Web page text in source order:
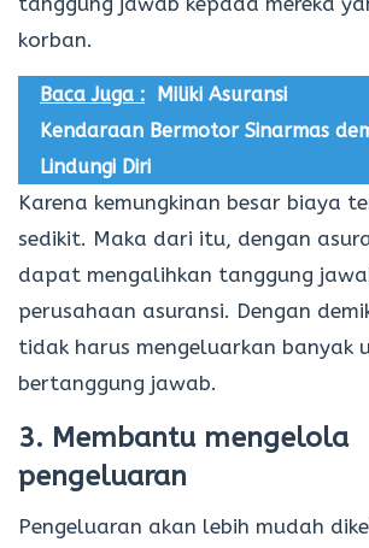
korban.
Baca Juga :
Miliki Asuransi
Kendaraan Bermotor Sinarmas
Lindungi Diri
Karena kemungkinan besar biaya
sedikit. Maka dari itu, dengan
dapat mengalihkan tanggung
perusahaan asuransi. Dengan
tidak harus mengeluarkan banyak
bertanggung jawab.
3. Membantu mengelola
pengeluaran
Pengeluaran akan lebih mudah